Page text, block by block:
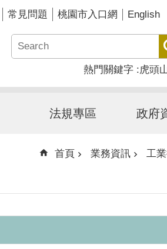
常見問題 桃園市入口網 English
熱門關鍵字 虎頭
法規專區 政府
首頁 業務資訊 工